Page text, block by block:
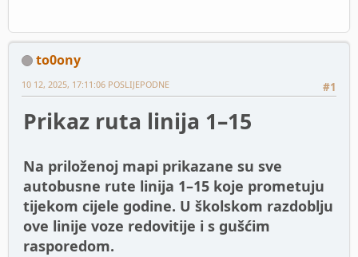
to0ony
#1
10 12, 2025, 17:11:06 POSLIJEPODNE
Prikaz ruta linija 1–15
Na priloženoj mapi prikazane su sve
autobusne rute linija 1–15 koje prometuju
tijekom cijele godine. U školskom razdoblju
ove linije voze redovitije i s gušćim
rasporedom.